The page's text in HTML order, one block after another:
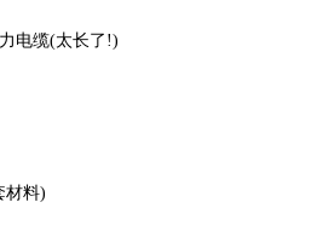
电缆(太长了!)
料)